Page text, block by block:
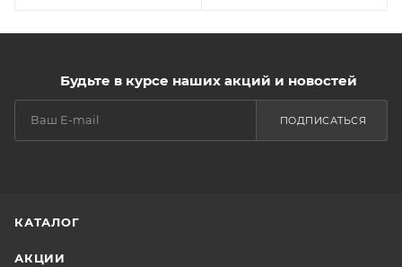
Будьте в курсе наших акций и новостей
ПОДПИСАТЬСЯ
КАТАЛОГ
АКЦИИ